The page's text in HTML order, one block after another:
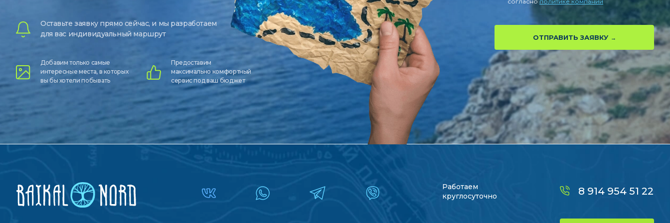
Оставьте заявку прямо сейчас, и мы разработаем
для вас индивидуальный маршрут
Добавим только самые
интересные места, в которых
вы бы хотели побывать
Предоставим
максимально комфортный
сервис под ваш бюджет
ОТПРАВИТЬ ЗАЯВКУ
Работаем
круглосуточно
8 914 954 51 22